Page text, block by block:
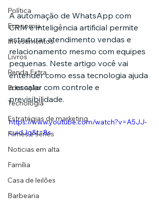
Política
Economia
Investimentos
Livros
Renda Extra
Educação
Tecnologia
Estratégias de marketing
Filmes e séries
Noticias em alta
Família
Casa de leilões
Barbearia
A automação de WhatsApp com
CRM e inteligência artificial permite
estruturar atendimento vendas e
relacionamento mesmo com equipes
pequenas. Neste artigo você vai
entender como essa tecnologia ajuda
a escalar com controle e
previsibilidade.
https://www.youtube.com/watch?v=A5JJ-
cuidJg&t=8s